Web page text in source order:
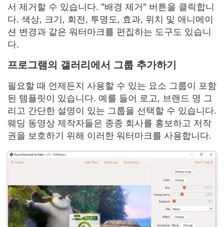
서 제거할 수 있습니다. "배경 제거" 버튼을 클릭합니
다. 색상, 크기, 회전, 투명도, 효과, 위치 및 애니메이
션 변경과 같은 워터마크를 편집하는 도구도 있습니
다.
프로그램의 갤러리에서 그룹 추가하기
필요할 때 언제든지 사용할 수 있는 요소 그룹이 포함
된 템플릿이 있습니다. 예를 들어 로고, 브랜드 명 그
리고 간단한 설명이 있는 그룹을 선택할 수 있습니다.
웨딩 동영상 제작자들은 종종 회사를 홍보하고 저작
권을 보호하기 위해 이러한 워터마크를 사용합니다.